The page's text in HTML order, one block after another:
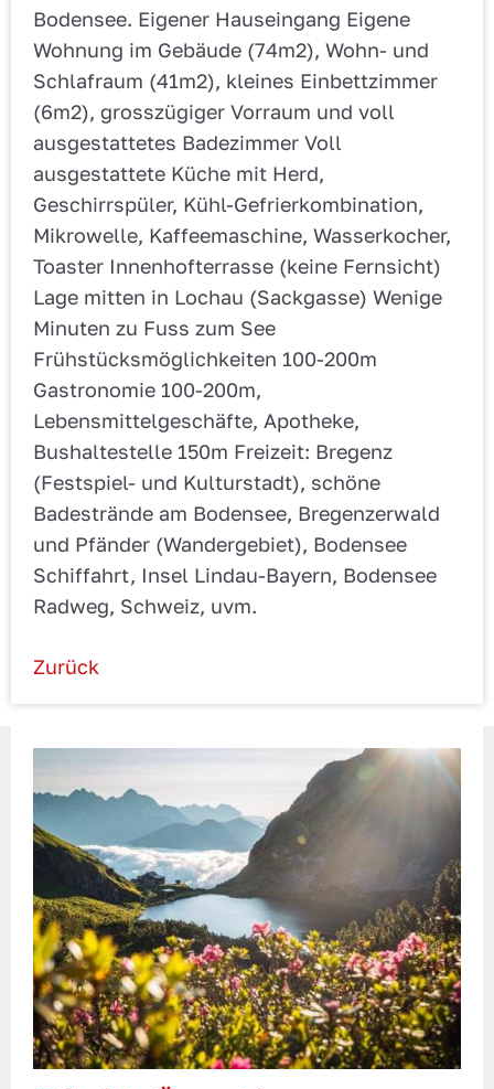
Bodensee. Eigener Hauseingang Eigene
Wohnung im Gebäude (74m2), Wohn- und
Schlafraum (41m2), kleines Einbettzimmer
(6m2), grosszügiger Vorraum und voll
ausgestattetes Badezimmer Voll
ausgestattete Küche mit Herd,
Geschirrspüler, Kühl-Gefrierkombination,
Mikrowelle, Kaffeemaschine, Wasserkocher,
Toaster Innenhofterrasse (keine Fernsicht)
Lage mitten in Lochau (Sackgasse) Wenige
Minuten zu Fuss zum See
Frühstücksmöglichkeiten 100-200m
Gastronomie 100-200m,
Lebensmittelgeschäfte, Apotheke,
Bushaltestelle 150m Freizeit: Bregenz
(Festspiel- und Kulturstadt), schöne
Badestrände am Bodensee, Bregenzerwald
und Pfänder (Wandergebiet), Bodensee
Schiffahrt, Insel Lindau-Bayern, Bodensee
Radweg, Schweiz, uvm.
Zurück